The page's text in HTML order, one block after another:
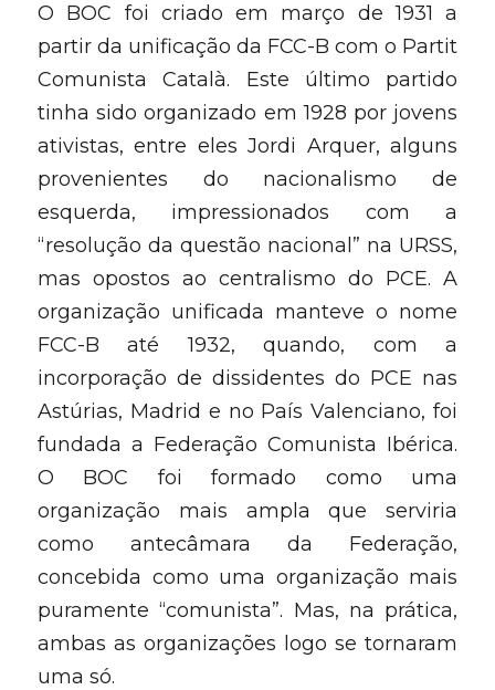
O BOC foi criado em março de 1931 a
partir da unificação da FCC-B com o Partit
Comunista Català. Este último partido
tinha sido organizado em 1928 por jovens
ativistas, entre eles Jordi Arquer, alguns
provenientes do nacionalismo de
esquerda, impressionados com a
“resolução da questão nacional” na URSS,
mas opostos ao centralismo do PCE. A
organização unificada manteve o nome
FCC-B até 1932, quando, com a
incorporação de dissidentes do PCE nas
Astúrias, Madrid e no País Valenciano, foi
fundada a Federação Comunista Ibérica.
O BOC foi formado como uma
organização mais ampla que serviria
como antecâmara da Federação,
concebida como uma organização mais
puramente “comunista”. Mas, na prática,
ambas as organizações logo se tornaram
uma só.